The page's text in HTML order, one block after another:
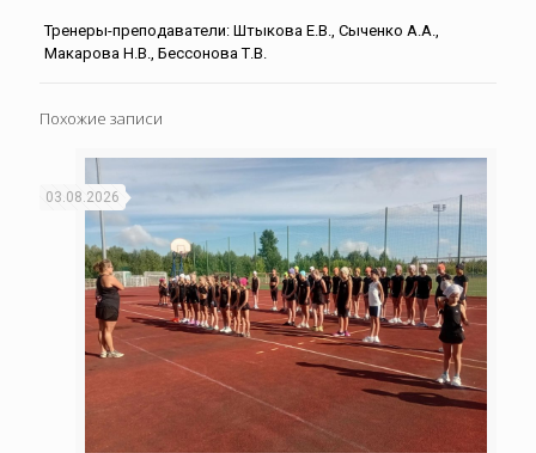
Тренеры-преподаватели: Штыкова Е.В., Сыченко А.А.,
Макарова Н.В., Бессонова Т.В.
Похожие записи
03.08.2026